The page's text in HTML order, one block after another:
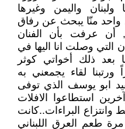
واليمن وغيرها
منّا يبحث عن رفاق
, أن عرفت بأن الفنان
التي وصلت انا اليها في
ثم وصلتها بعد ذلك أخواتي كوثر
ورتبنا لقاء يجمعني به
ابو يوسف الذي توفى
استطاعوا الافلات
وانتزاع البراءات..كانت
طعم العرق اللبناني